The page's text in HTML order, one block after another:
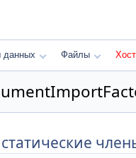
данных Файлы